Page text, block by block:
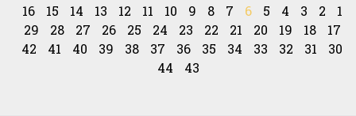
1
2
3
4
5
6
7
8
9
10
11
12
13
14
15
16
17
18
19
20
21
22
23
24
25
26
27
28
29
30
31
32
33
34
35
36
37
38
39
40
41
42
43
44